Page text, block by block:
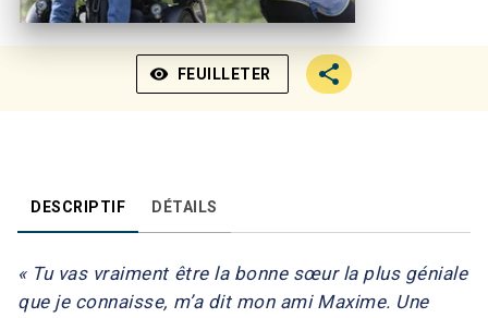
visibility FEUILLETER
DESCRIPTIF DÉTAILS
« Tu vas vraiment être la bonne sœur la plus géniale
que je connaisse, m’a dit mon ami Maxime. Une